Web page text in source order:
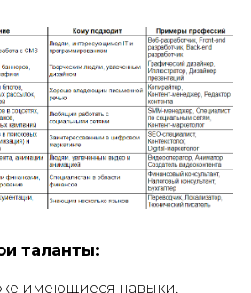
таланты:
имеющиеся навыки,